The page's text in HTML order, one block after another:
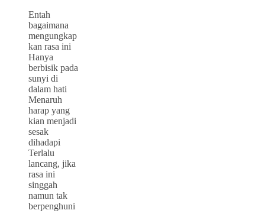
Entah
bagaimana
mengungkap
kan rasa ini
Hanya
berbisik pada
sunyi di
dalam hati
Menaruh
harap yang
kian menjadi
sesak
dihadapi
Terlalu
lancang, jika
rasa ini
singgah
namun tak
berpenghuni